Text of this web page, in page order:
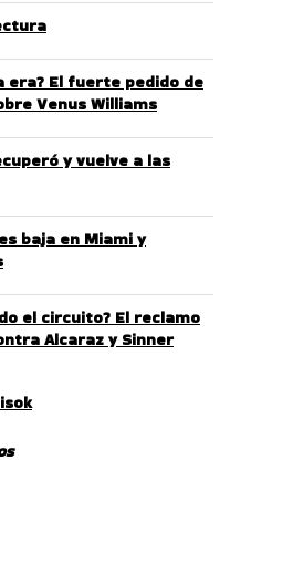
era? El fuerte pedido de
Venus Williams
y vuelve a las
baja en Miami y
el circuito? El reclamo
Alcaraz y Sinner